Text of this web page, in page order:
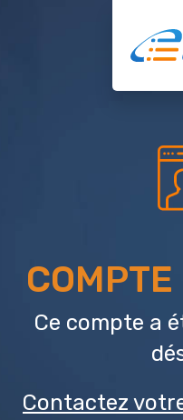
Ce compte a
Contactez